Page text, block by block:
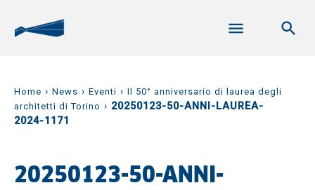
Home › News › Eventi › Il 50° anniversario di laurea degli
architetti di Torino › 20250123-50-ANNI-LAUREA-
2024-1171
20250123-50-ANNI-